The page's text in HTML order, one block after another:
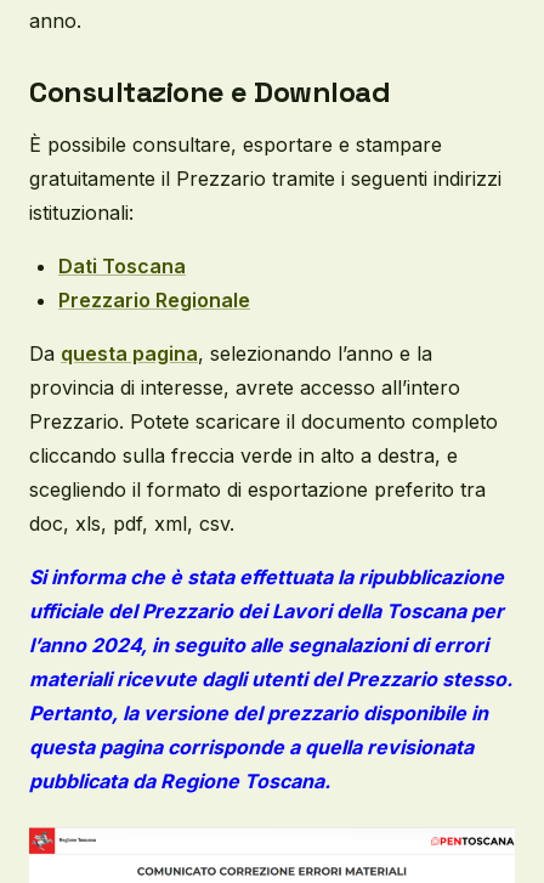
anno.
Consultazione e Download
È possibile consultare, esportare e stampare
gratuitamente il Prezzario tramite i seguenti indirizzi
istituzionali:
Dati Toscana
Prezzario Regionale
Da questa pagina, selezionando l’anno e la
provincia di interesse, avrete accesso all’intero
Prezzario. Potete scaricare il documento completo
cliccando sulla freccia verde in alto a destra, e
scegliendo il formato di esportazione preferito tra
doc, xls, pdf, xml, csv.
Si informa che è stata effettuata la ripubblicazione
ufficiale del Prezzario dei Lavori della Toscana per
l’anno 2024, in seguito alle segnalazioni di errori
materiali ricevute dagli utenti del Prezzario stesso.
Pertanto, la versione del prezzario disponibile in
questa pagina corrisponde a quella revisionata
pubblicata da Regione Toscana.